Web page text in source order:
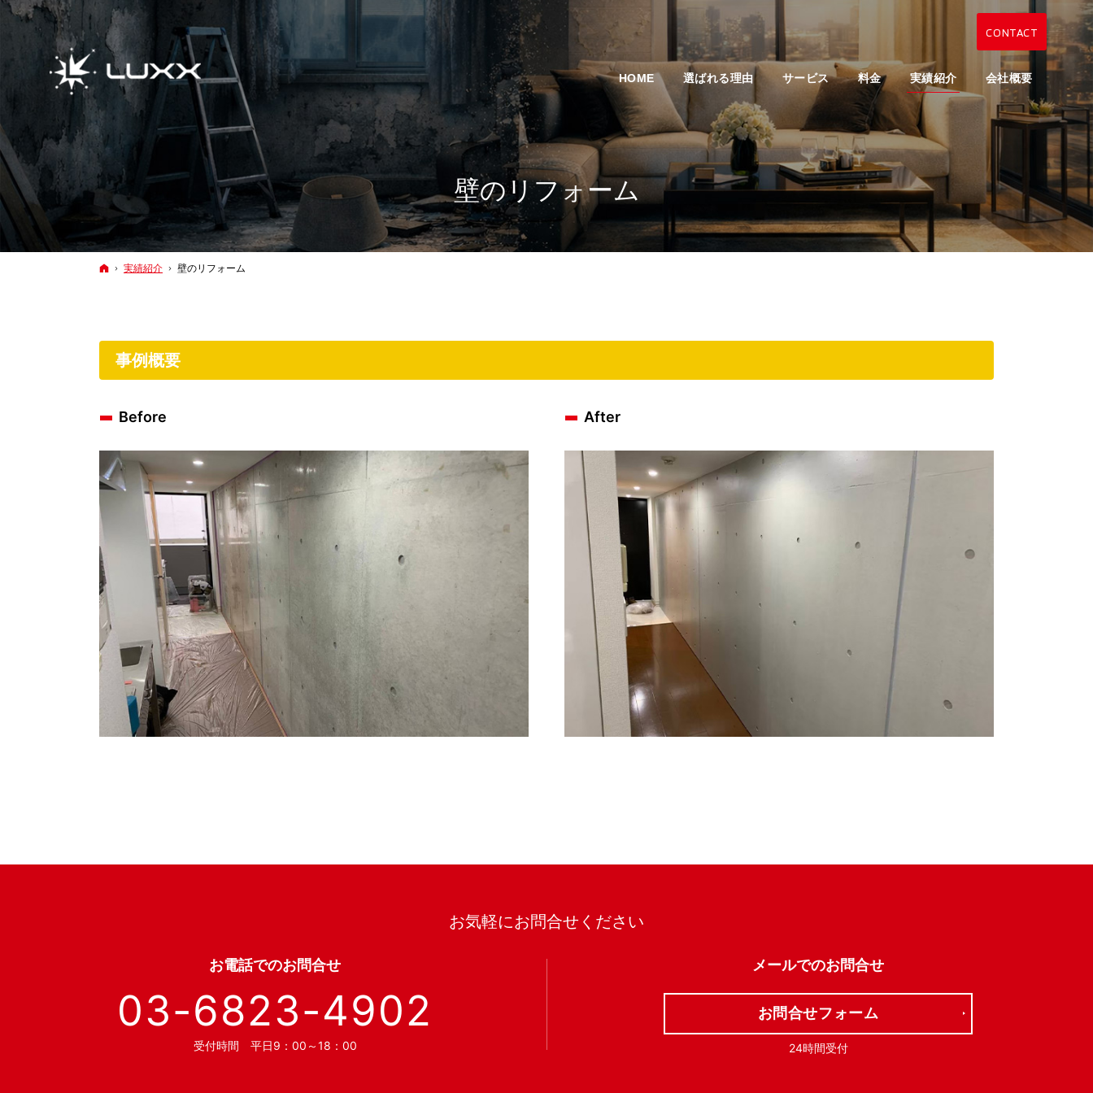
壁のリフォーム
ホーム
実績紹介 壁のリフォーム
事例概要
Before After
CONTACT
HOME 選ばれる理由 サービス 料金 実績紹介 会社概要
お気軽にお問合せください
お電話でのお問合せ
03-6823-4902
受付時間 平日9：00～18：00
メールでのお問合せ
お問合せフォーム
24時間受付